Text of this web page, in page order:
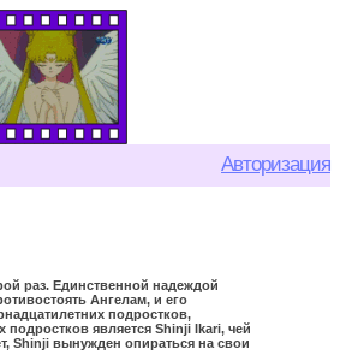
Авторизация
раз. Единственной надеждой
Ангелам, и его
подростков,
является Shinji Ikari, чей
Shinji вынужден опираться на свои